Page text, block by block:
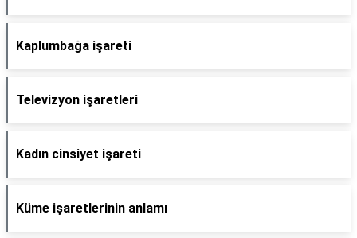
Kaplumbağa işareti
Televizyon işaretleri
Kadın cinsiyet işareti
Küme işaretlerinin anlamı